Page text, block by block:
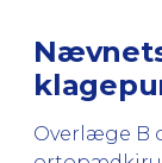
Overlæge B